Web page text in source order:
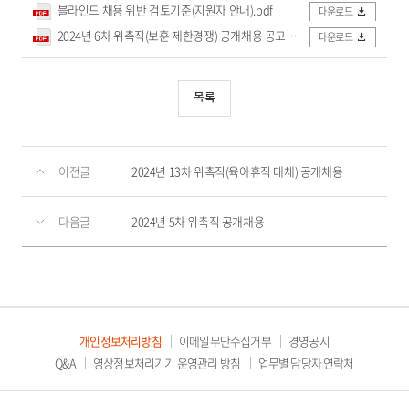
블라인드 채용 위반 검토기준(지원자 안내).pdf 다운로드
2024년 6차 위촉직(보훈 제한경쟁) 공개채용 공고문.pdf 다운로드
목록
이전글 2024년 13차 위촉직(육아휴직 대체) 공개채용
다음글 2024년 5차 위촉직 공개채용
개인정보처리방침 이메일무단수집거부
경영공시
Q&A
영상정보처리기기 운영관리 방침 업무별 담당자 연락처